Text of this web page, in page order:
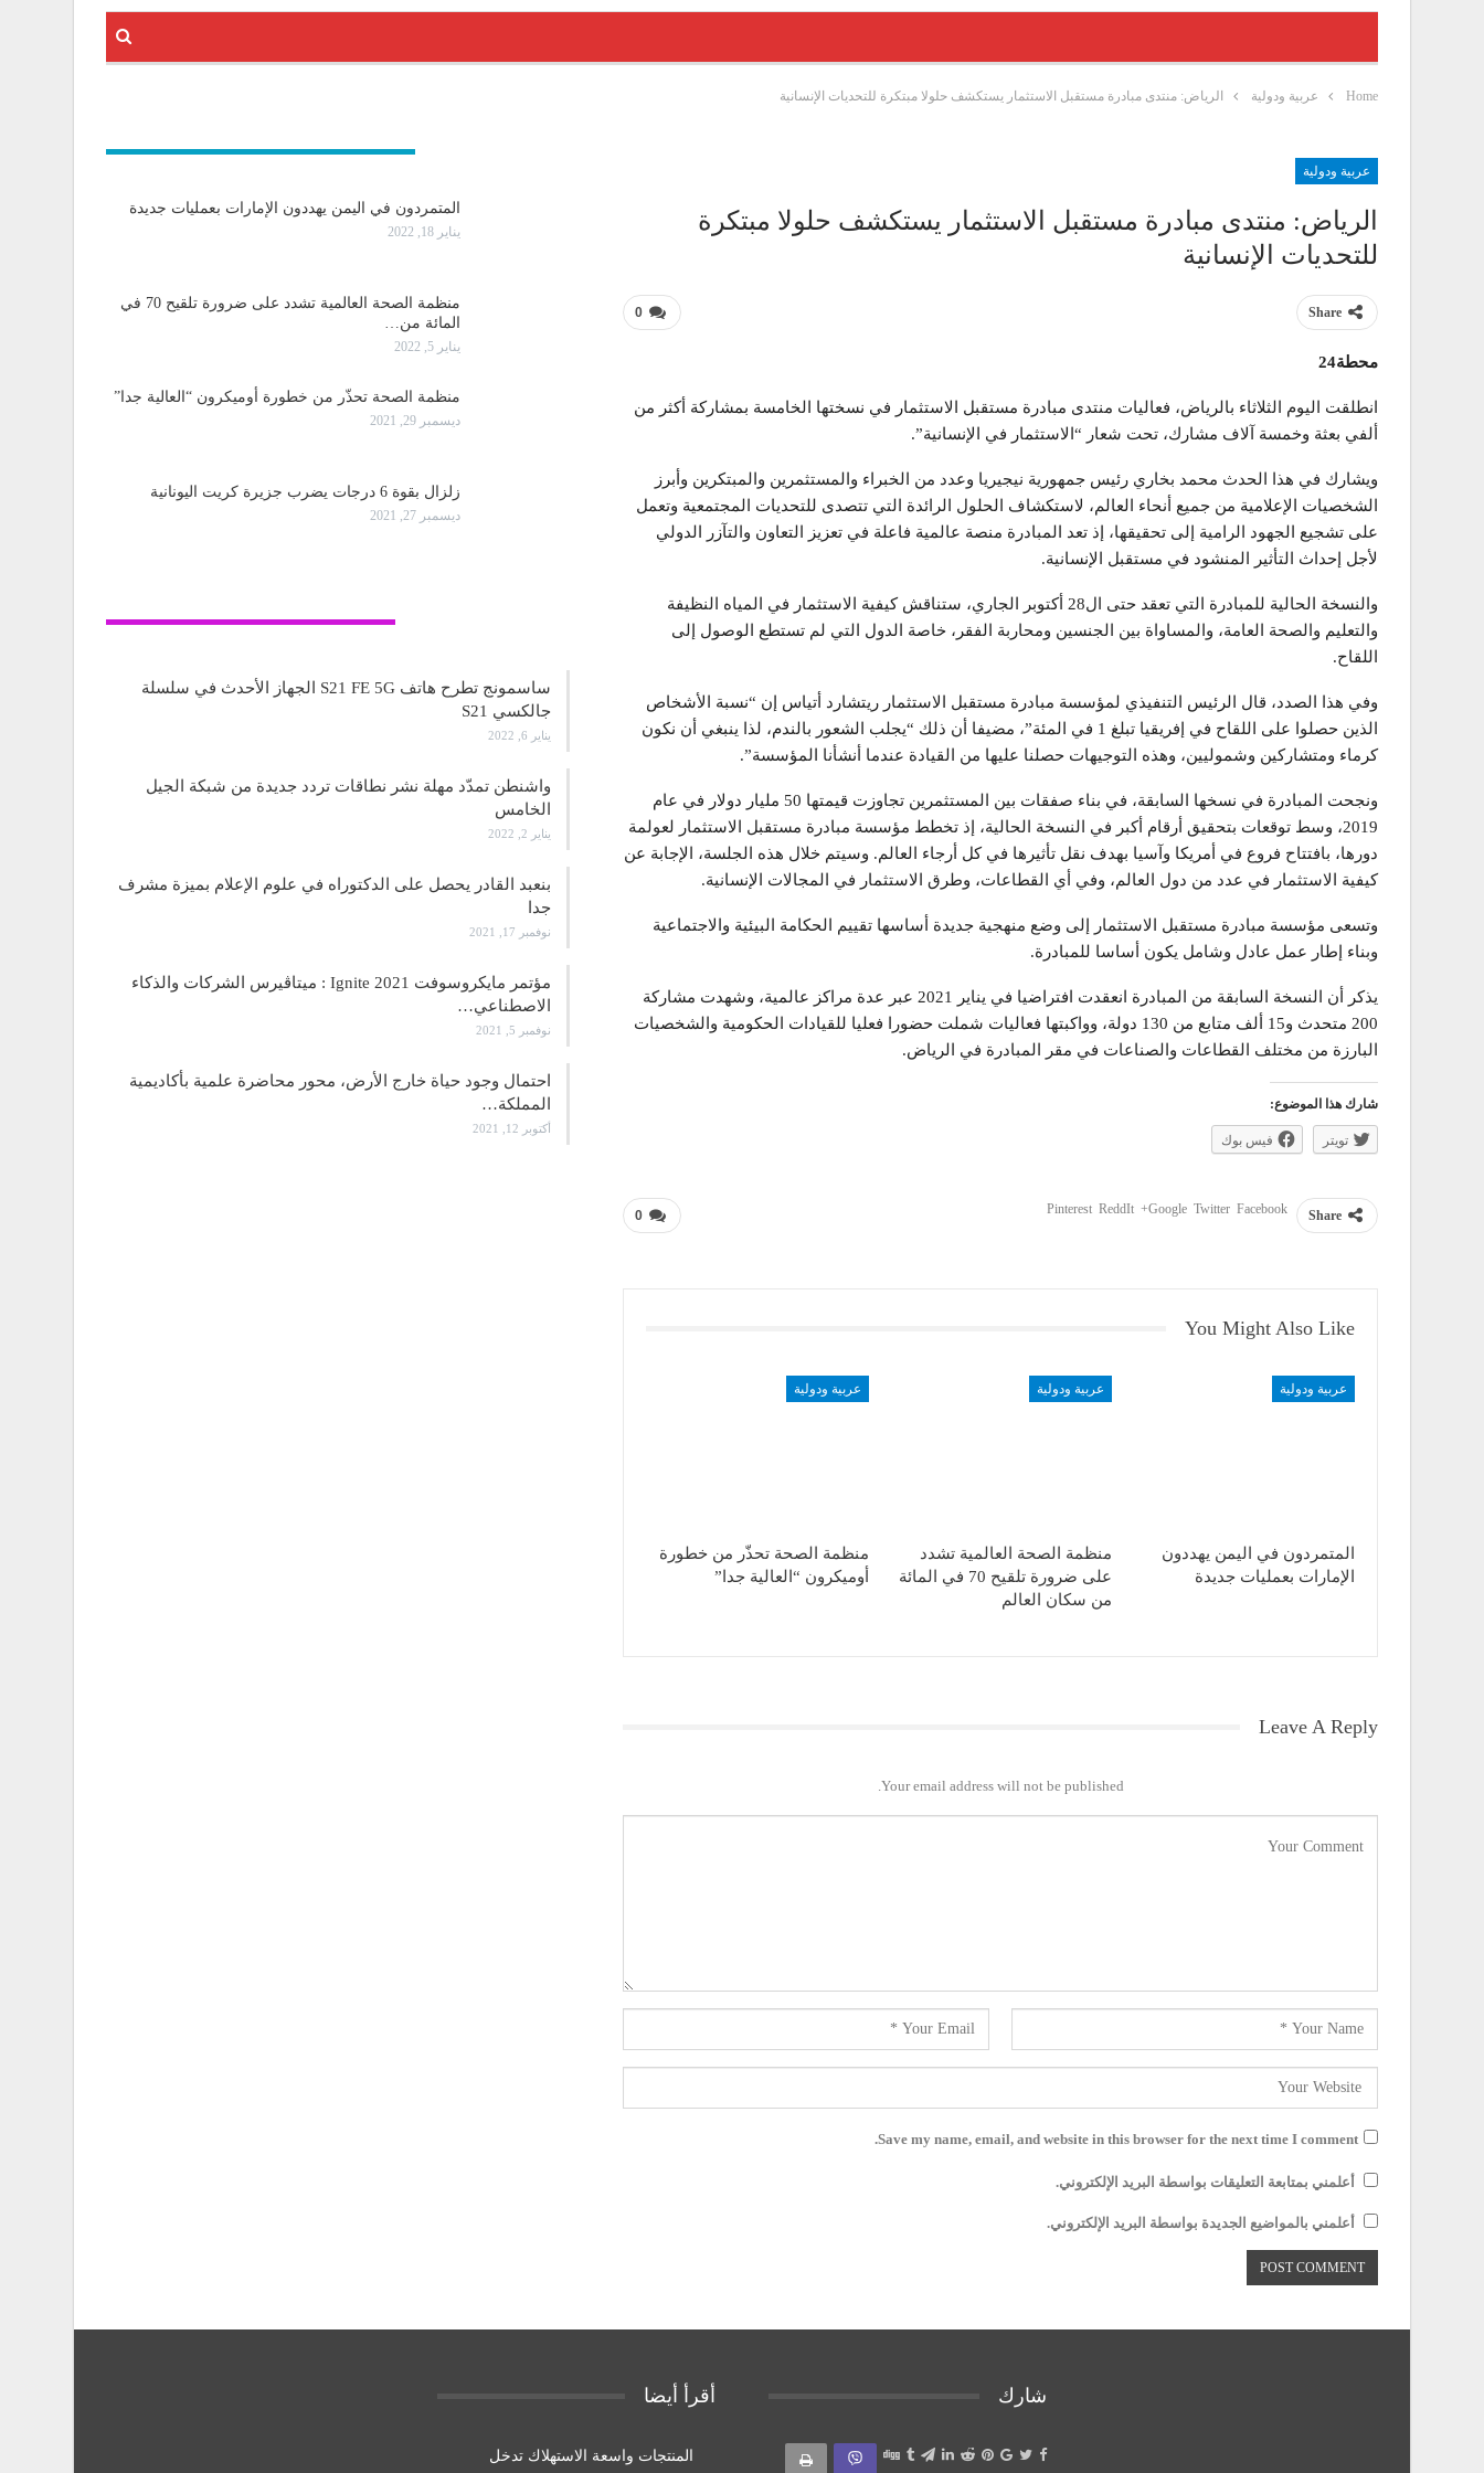
Home عربية ودولية الرياض: منتدى مبادرة مستقبل الاستثمار يستكشف حلولا مبتكرة للتحديات الإنسانية
عربية ودولية
الرياض: منتدى مبادرة مستقبل الاستثمار يستكشف حلولا مبتكرة
للتحديات الإنسانية
0 Share
محطة24
انطلقت اليوم الثلاثاء بالرياض، فعاليات منتدى مبادرة مستقبل الاستثمار في نسختها الخامسة بمشاركة أكثر من
ألفي بعثة وخمسة آلاف مشارك، تحت شعار “الاستثمار في الإنسانية”.
ويشارك في هذا الحدث محمد بخاري رئيس جمهورية نيجيريا وعدد من الخبراء والمستثمرين والمبتكرين وأبرز
الشخصيات الإعلامية من جميع أنحاء العالم، لاستكشاف الحلول الرائدة التي تتصدى للتحديات المجتمعية وتعمل
على تشجيع الجهود الرامية إلى تحقيقها، إذ تعد المبادرة منصة عالمية فاعلة في تعزيز التعاون والتآزر الدولي
لأجل إحداث التأثير المنشود في مستقبل الإنسانية.
والنسخة الحالية للمبادرة التي تعقد حتى ال28 أكتوبر الجاري، ستناقش كيفية الاستثمار في المياه النظيفة
والتعليم والصحة العامة، والمساواة بين الجنسين ومحاربة الفقر، خاصة الدول التي لم تستطع الوصول إلى
اللقاح.
وفي هذا الصدد، قال الرئيس التنفيذي لمؤسسة مبادرة مستقبل الاستثمار ريتشارد أتياس إن “نسبة الأشخاص
الذين حصلوا على اللقاح في إفريقيا تبلغ 1 في المئة”، مضيفا أن ذلك “يجلب الشعور بالندم، لذا ينبغي أن نكون
كرماء ومتشاركين وشموليين، وهذه التوجيهات حصلنا عليها من القيادة عندما أنشأنا المؤسسة”.
ونجحت المبادرة في نسخها السابقة، في بناء صفقات بين المستثمرين تجاوزت قيمتها 50 مليار دولار في عام
2019، وسط توقعات بتحقيق أرقام أكبر في النسخة الحالية، إذ تخطط مؤسسة مبادرة مستقبل الاستثمار لعولمة
دورها، بافتتاح فروع في أمريكا وآسيا بهدف نقل تأثيرها في كل أرجاء العالم. وسيتم خلال هذه الجلسة، الإجابة عن
كيفية الاستثمار في عدد من دول العالم، وفي أي القطاعات، وطرق الاستثمار في المجالات الإنسانية.
وتسعى مؤسسة مبادرة مستقبل الاستثمار إلى وضع منهجية جديدة أساسها تقييم الحكامة البيئية والاجتماعية
وبناء إطار عمل عادل وشامل يكون أساسا للمبادرة.
يذكر أن النسخة السابقة من المبادرة انعقدت افتراضيا في يناير 2021 عبر عدة مراكز عالمية، وشهدت مشاركة
200 متحدث و15 ألف متابع من 130 دولة، وواكبتها فعاليات شملت حضورا فعليا للقيادات الحكومية والشخصيات
البارزة من مختلف القطاعات والصناعات في مقر المبادرة في الرياض.
شارك هذا الموضوع:
تويتر فيس بوك
0 Share
Facebook
Twitter
Google+
ReddIt
Pinterest
You Might Also Like
عربية ودولية
المتمردون في اليمن يهددون
الإمارات بعمليات جديدة
عربية ودولية
منظمة الصحة العالمية تشدد
على ضرورة تلقيح 70 في المائة
من سكان العالم
عربية ودولية
منظمة الصحة تحذّر من خطورة
أوميكرون “العالية جدا”
Leave A Reply
Your email address will not be published.
Save my name, email, and website in this browser for the next time I comment.
أعلمني بمتابعة التعليقات بواسطة البريد الإلكتروني.
أعلمني بالمواضيع الجديدة بواسطة البريد الإلكتروني.
المتمردون في اليمن يهددون الإمارات بعمليات جديدة
يناير 18, 2022
منظمة الصحة العالمية تشدد على ضرورة تلقيح 70 في
المائة من…
يناير 5, 2022
منظمة الصحة تحذّر من خطورة أوميكرون “العالية جدا”
ديسمبر 29, 2021
زلزال بقوة 6 درجات يضرب جزيرة كريت اليونانية
ديسمبر 27, 2021
ساسمونج تطرح هاتف S21 FE 5G الجهاز الأحدث في سلسلة
جالكسي S21
يناير 6, 2022
واشنطن تمدّد مهلة نشر نطاقات تردد جديدة من شبكة الجيل
الخامس
يناير 2, 2022
بنعبد القادر يحصل على الدكتوراه في علوم الإعلام بميزة مشرف
جدا
نوفمبر 17, 2021
مؤتمر مايكروسوفت Ignite 2021 : ميتاڤيرس الشركات والذكاء
الاصطناعي…
نوفمبر 5, 2021
احتمال وجود حياة خارج الأرض، محور محاضرة علمية بأكاديمية
المملكة…
أكتوبر 12, 2021
شارك أقرأ أيضا
المنتجات واسعة الاستهلاك تدخل